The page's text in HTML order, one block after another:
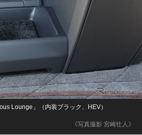
《写真撮影 宮崎壮人》
Lounge」（内装ブラック、HEV）